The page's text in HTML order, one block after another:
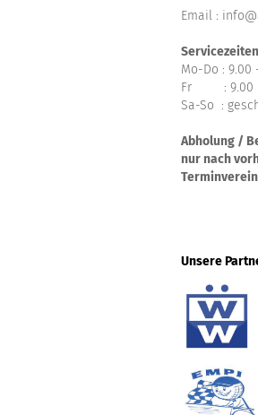
Email :
Mo-Do : 9.00
Fr : 9.00 -
Sa-So :
Abholung /
nur nach
Unsere